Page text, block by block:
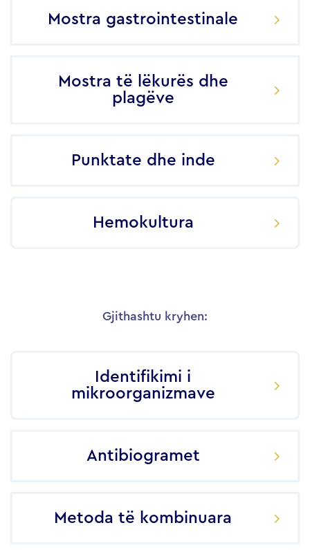
Mostra gastrointestinale
Mostra të lëkurës dhe
plagëve
Punktate dhe inde
Hemokultura
Gjithashtu kryhen:
Identifikimi i
mikroorganizmave
Antibiogramet
Metoda të kombinuara